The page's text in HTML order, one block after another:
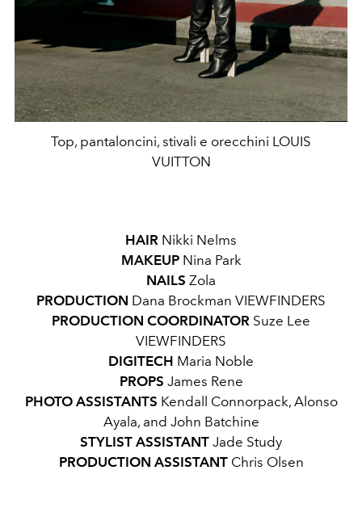
Top, pantaloncini, stivali e orecchini LOUIS
VUITTON
HAIR Nikki Nelms
MAKEUPNina Park
NAILS Zola
PRODUCTION Dana Brockman VIEWFINDERS
PRODUCTION COORDINATOR Suze Lee
VIEWFINDERS
DIGITECH Maria Noble
PROPS James Rene
PHOTO ASSISTANTS Kendall Connorpack, Alonso
Ayala, and John Batchine
STYLIST ASSISTANT Jade Study
PRODUCTION ASSISTANTChris Olsen